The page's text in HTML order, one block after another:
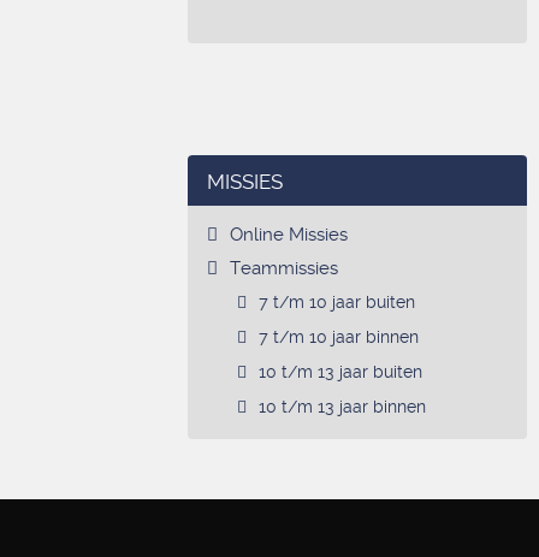
MISSIES
Online Missies
Teammissies
7 t/m 10 jaar buiten
7 t/m 10 jaar binnen
10 t/m 13 jaar buiten
10 t/m 13 jaar binnen